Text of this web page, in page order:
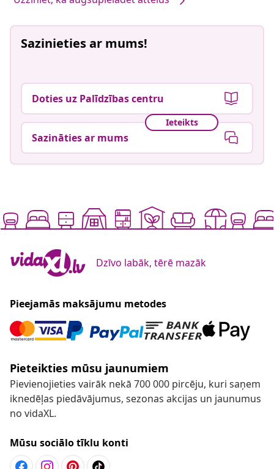
Sazinieties ar mums!
Doties uz Palīdzības centru
Ieteikts
Sazināties ar mums
Dzīvo labāk, tērē mazāk
Pieejamās maksājumu metodes
Pieteikties mūsu jaunumiem
Pievienojieties vairāk nekā 700 000 pircēju, kuri saņem
iknedēļas piedāvājumus, sezonas akcijas un jaunumus
no vidaXL.
Mūsu sociālo tīklu konti